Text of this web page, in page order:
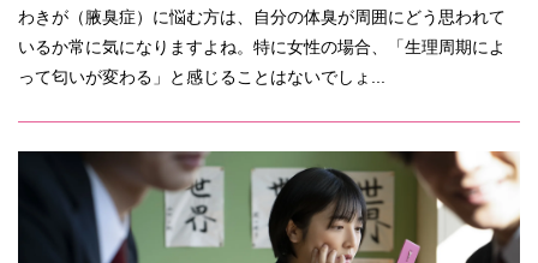
わきが（腋臭症）に悩む方は、自分の体臭が周囲にどう思われて
いるか常に気になりますよね。特に女性の場合、「生理周期によ
って匂いが変わる」と感じることはないでしょ...